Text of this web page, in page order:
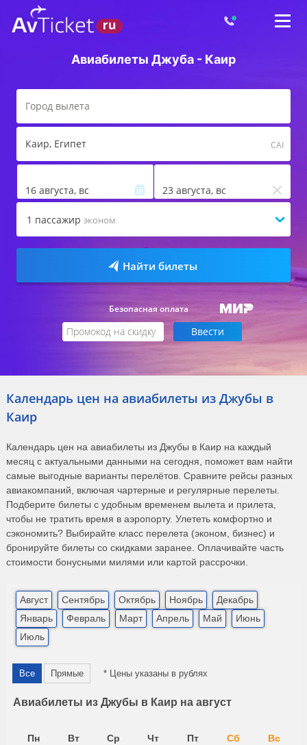
Авиабилеты Джуба - Каир
Каир, Египет CAI
16 августа, вс 23 августа, вс
1 пассажир эконом
Найти билеты
Безопасная оплата
Календарь цен на авиабилеты из Джубы в
Каир
Календарь цен на авиабилеты из Джубы в Каир на каждый
месяц с актуальными данными на сегодня, поможет вам найти
самые выгодные варианты перелётов. Сравните рейсы разных
авиакомпаний, включая чартерные и регулярные перелеты.
Подберите билеты с удобным временем вылета и прилета,
чтобы не тратить время в аэропорту. Улететь комфортно и
сэкономить? Выбирайте класс перелета (эконом, бизнес) и
бронируйте билеты со скидками заранее. Оплачивайте часть
стоимости бонусными милями или картой рассрочки.
Август Сентябрь Октябрь Ноябрь
Декабрь
Январь
Февраль Март Апрель Май
Июнь
Июль
Все Прямые * Цены указаны в рублях
Авиабилеты из Джубы в Каир на август
Пн Вт Ср Чт Пт Сб Вс